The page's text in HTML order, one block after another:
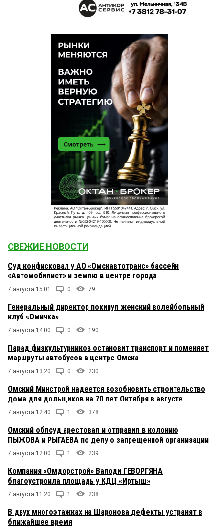
СВЕЖИЕ НОВОСТИ
Суд конфисковал у АО «Омскавтотранс» бассейн
«Автомобилист» и землю в центре города
7 августа 15:01 0 79
Генеральный директор покинул женский волейбольный
клуб «Омичка»
7 августа 14:00 0 190
Парад физкультурников остановит транспорт и поменяет
маршруты автобусов в центре Омска
7 августа 13:20 0 230
Омский Минстрой надеется возобновить строительство
дома для дольщиков на 70 лет Октября в августе
7 августа 12:40 1 378
Омский облсуд арестовал и отправил в колонию
ПЫЖОВА и РЫГАЕВА по делу о запрещенной организации
7 августа 12:00 1 239
Компания «Омдорстрой» Валоди ГЕВОРГЯНА
благоустроила площадь у КДЦ «Иртыш»
7 августа 11:20 1 238
В двух многоэтажках на Шаронова дефекты устранят в
ближайшее время